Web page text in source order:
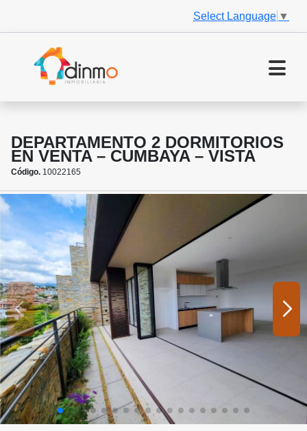
Select Language ▼
DEPARTAMENTO 2 DORMITORIOS
EN VENTA – CUMBAYA – VISTA
Código. 10022165